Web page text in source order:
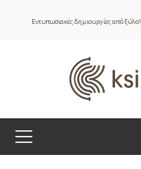
Εντυπωσιακές δημιουργίες από ξύλο!